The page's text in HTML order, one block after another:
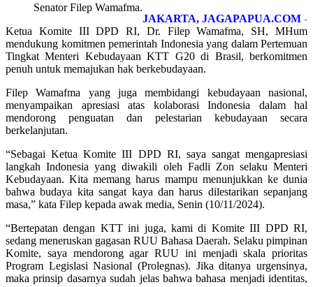
Senator Filep Wamafma.
JAKARTA, JAGAPAPUA.COM -
Ketua Komite III DPD RI, Dr. Filep Wamafma, SH, MHum
mendukung komitmen pemerintah Indonesia yang dalam Pertemuan
Tingkat Menteri Kebudayaan KTT G20 di Brasil, berkomitmen
penuh untuk memajukan hak berkebudayaan.
Filep Wamafma yang juga membidangi kebudayaan nasional,
menyampaikan apresiasi atas kolaborasi Indonesia dalam hal
mendorong penguatan dan pelestarian kebudayaan secara
berkelanjutan.
“Sebagai Ketua Komite III DPD RI, saya sangat mengapresiasi
langkah Indonesia yang diwakili oleh Fadli Zon selaku Menteri
Kebudayaan. Kita memang harus mampu menunjukkan ke dunia
bahwa budaya kita sangat kaya dan harus dilestarikan sepanjang
masa,” kata Filep kepada awak media, Senin (10/11/2024).
“Bertepatan dengan KTT ini juga, kami di Komite III DPD RI,
sedang meneruskan gagasan RUU Bahasa Daerah. Selaku pimpinan
Komite, saya mendorong agar RUU ini menjadi skala prioritas
Program Legislasi Nasional (Prolegnas). Jika ditanya urgensinya,
maka prinsip dasarnya sudah jelas bahwa bahasa menjadi identitas,